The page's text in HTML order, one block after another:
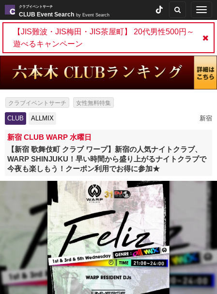
クラブイベントサーチ
CLUB Event Search by Event Search
【JIS難波・JIS梅田・JIS茶屋町】 20代男性500円～
遊べるキャンペーン
クラブイベントサーチ 女性無料特集
CLUB ALLMIX 新宿
新宿 CLUB WARP 水曜日
【新宿 歌舞伎町 クラブ ワープ】新宿の人気ナイトクラブ、
WARP SHINJUKU！早い時間から盛り上がるナイトクラブで
今夜も楽しもう！クーポン利用でお得に参加★